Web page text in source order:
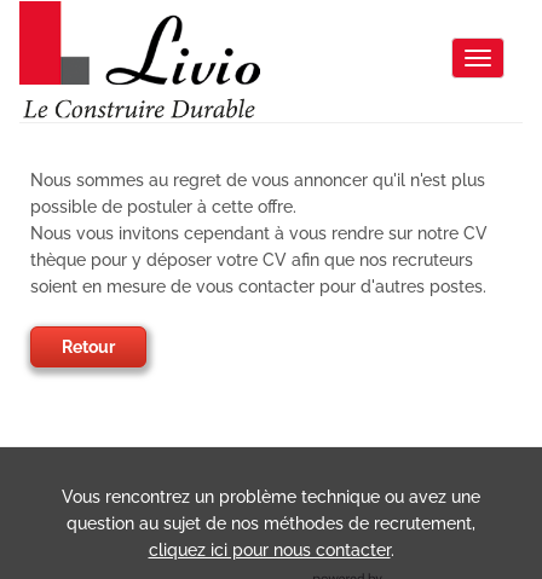
Toggle
Nous sommes au regret de vous annoncer qu'il n'est plus
possible de postuler à cette offre.
Nous vous invitons cependant à vous rendre sur notre CV
thèque pour y déposer votre CV afin que nos recruteurs
soient en mesure de vous contacter pour d'autres postes.
Retour
Vous rencontrez un problème technique ou avez une
question au sujet de nos méthodes de recrutement,
cliquez ici pour nous contacter.